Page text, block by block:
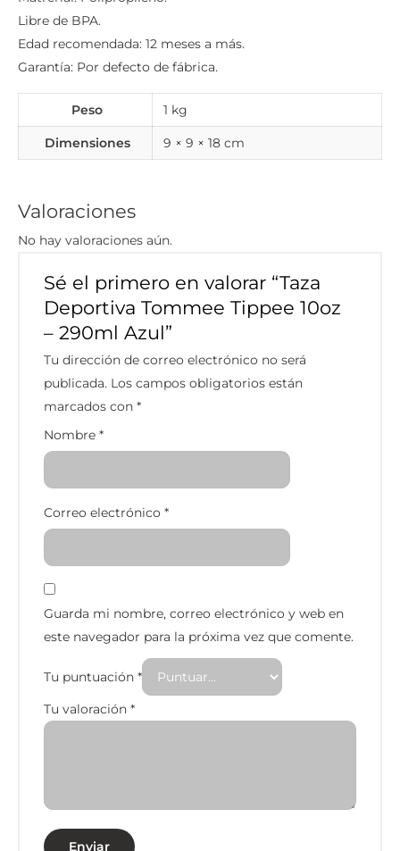
Libre de BPA.
Edad recomendada: 12 meses a más.
Garantía: Por defecto de fábrica.
Peso 1 kg
Dimensiones 9 × 9 × 18 cm
Valoraciones
No hay valoraciones aún.
Sé el primero en valorar “Taza
Deportiva Tommee Tippee 10oz
– 290ml Azul”
Tu dirección de correo electrónico no será
publicada. Los campos obligatorios están
marcados con*
Nombre*
Correo electrónico*
Guarda mi nombre, correo electrónico y web en
este navegador para la próxima vez que comente.
Tu puntuación*
Tu valoración*